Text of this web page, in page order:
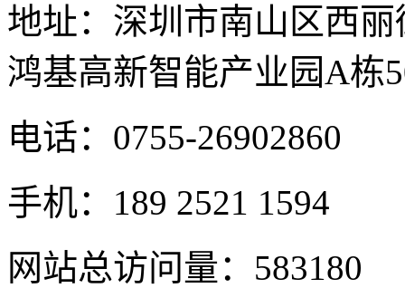
地址：深圳市南山区西
鸿基高新智能产业园A栋
电话：0755-26902860
手机：189 2521 1594
网站总访问量：583180